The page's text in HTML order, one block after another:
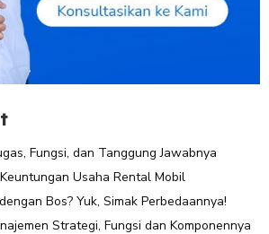
Fungsi, dan Tanggung Jawabnya
Usaha Rental Mobil
Bos? Yuk, Simak Perbedaannya!
Strategi, Fungsi dan Komponennya